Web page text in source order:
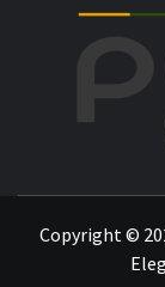
Copyright ©